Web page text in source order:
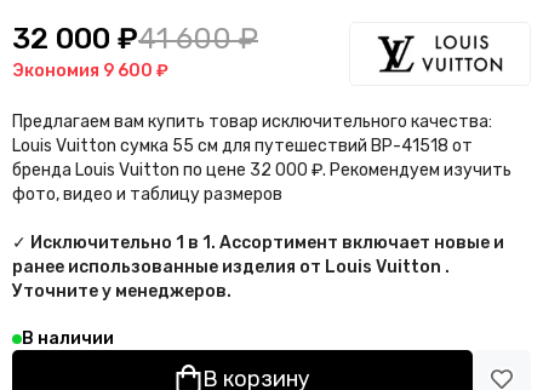
32 000 ₽41 600 ₽
Экономия 9 600 ₽
Предлагаем вам купить товар исключительного качества:
Louis Vuitton сумка 55 см для путешествий BP-41518 от
бренда Louis Vuitton по цене 32 000 ₽. Рекомендуем изучить
фото, видео и таблицу размеров
✓ Исключительно 1 в 1. Ассортимент включает новые и
ранее использованные изделия от Louis Vuitton .
Уточните у менеджеров.
В наличии
В корзину